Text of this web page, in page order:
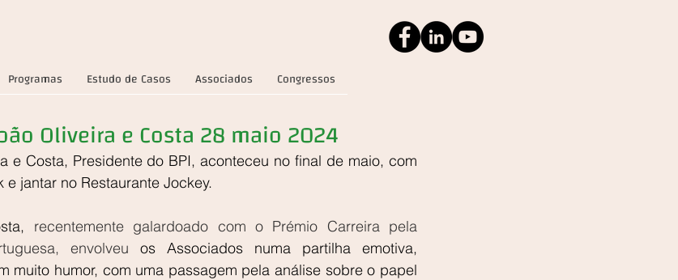
Programas Estudo de Casos Associados Congressos
Oliveira e Costa 28 maio 2024
e Costa, Presidente do BPI, aconteceu no final de maio, com
jantar no Restaurante Jockey.
recentemente galardoado com o Prémio Carreira pela
envolveu os Associados numa partilha emotiva,
muito humor, com uma passagem pela análise sobre o papel